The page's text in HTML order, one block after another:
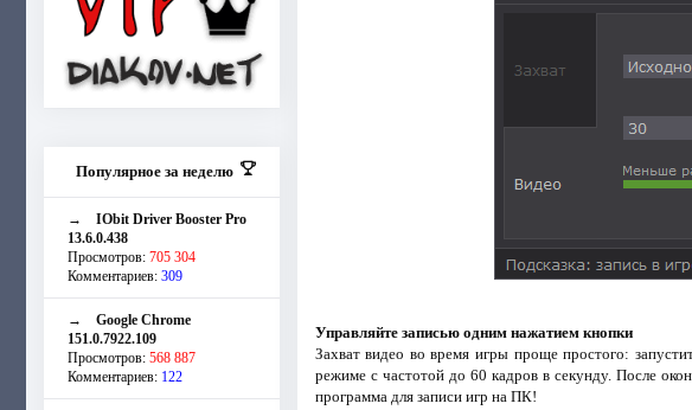
Популярное за неделю
→ IObit Driver Booster Pro
13.6.0.438
Просмотров: 705 304
Комментариев: 309
→ Google Chrome
151.0.7922.109
Просмотров: 568 887
Комментариев: 122
Управляйте записью одним нажатием кнопки
Захват видео во время игры проще простого:
режиме с частотой до 60 кадров в секунду. После
программа для записи игр на ПК!